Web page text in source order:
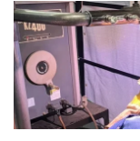
車・バイク通勤OK